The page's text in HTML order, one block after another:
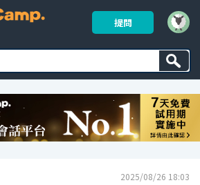
提問
2025/08/26 18:03